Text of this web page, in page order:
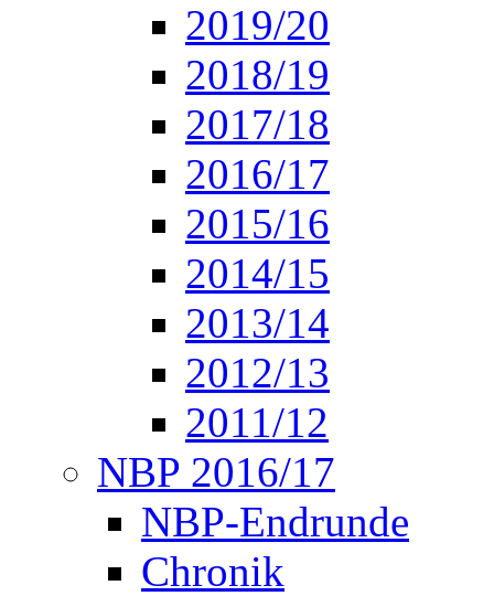
2019/20
2018/19
2017/18
2016/17
2015/16
2014/15
2013/14
2012/13
2011/12
NBP 2016/17
NBP-Endrunde
Chronik